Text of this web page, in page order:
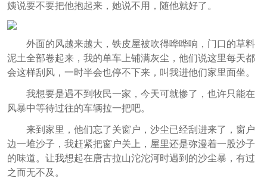
姨说要不要把他抱起来，她说不用，随他就好了。
外面的风越来越大，铁皮屋被吹得哗哗响，门口的草料
泥土全部卷起来，我的单车上铺满灰尘，他们说这里每天都
会这样刮风，一时半会也停不下来，叫我进他们家里面坐。
我想要是遇不到牧民一家，今天可就惨了，也许只能在
风暴中等待过往的车辆拉一把吧。
来到家里，他们忘了关窗户，沙尘已经刮进来了，窗户
边一堆沙子，我赶紧把窗户关上，屋里还是弥漫着一股沙子
的味道。让我想起在唐古拉山沱沱河时遇到的沙尘暴，有过
之而无不及。